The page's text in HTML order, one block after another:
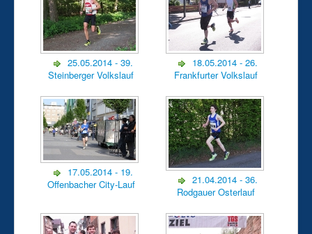
25.05.2014 - 39.
Steinberger Volkslauf
18.05.2014 - 26.
Frankfurter Volkslauf
17.05.2014 - 19.
Offenbacher City-Lauf
21.04.2014 - 36.
Rodgauer Osterlauf